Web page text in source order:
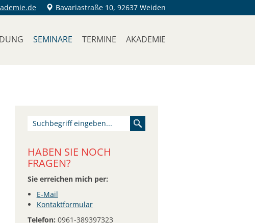
Bavariastraße 10, 92637 Weiden
SEMINARE TERMINE AKADEMIE
HABEN SIE NOCH
FRAGEN?
Sie erreichen mich per:
E-Mail
Kontaktformular
Telefon: 0961-389397323